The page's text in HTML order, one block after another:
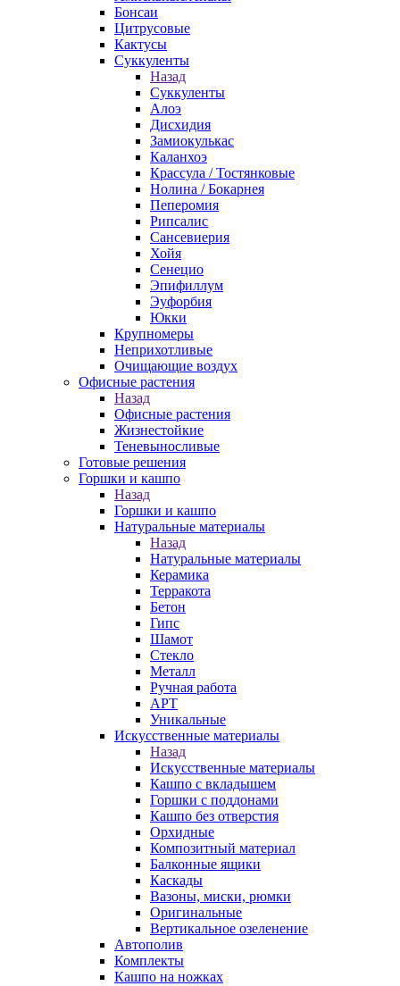
Бонсаи
Цитрусовые
Кактусы
Суккуленты
Назад
Суккуленты
Алоэ
Дисхидия
Замиокулькас
Каланхоэ
Крассула / Тостянковые
Нолина / Бокарнея
Пеперомия
Рипсалис
Сансевиерия
Хойя
Сенецио
Эпифиллум
Эуфорбия
Юкки
Крупномеры
Неприхотливые
Очищающие воздух
Офисные растения
Назад
Офисные растения
Жизнестойкие
Теневыносливые
Готовые решения
Горшки и кашпо
Назад
Горшки и кашпо
Натуральные материалы
Назад
Натуральные материалы
Керамика
Терракота
Бетон
Гипс
Шамот
Стекло
Металл
Ручная работа
АРТ
Уникальные
Искусственные материалы
Назад
Искусственные материалы
Кашпо с вкладышем
Горшки с поддонами
Кашпо без отверстия
Орхидные
Композитный материал
Балконные ящики
Каскады
Вазоны, миски, рюмки
Оригинальные
Вертикальное озеленение
Автополив
Комплекты
Кашпо на ножках